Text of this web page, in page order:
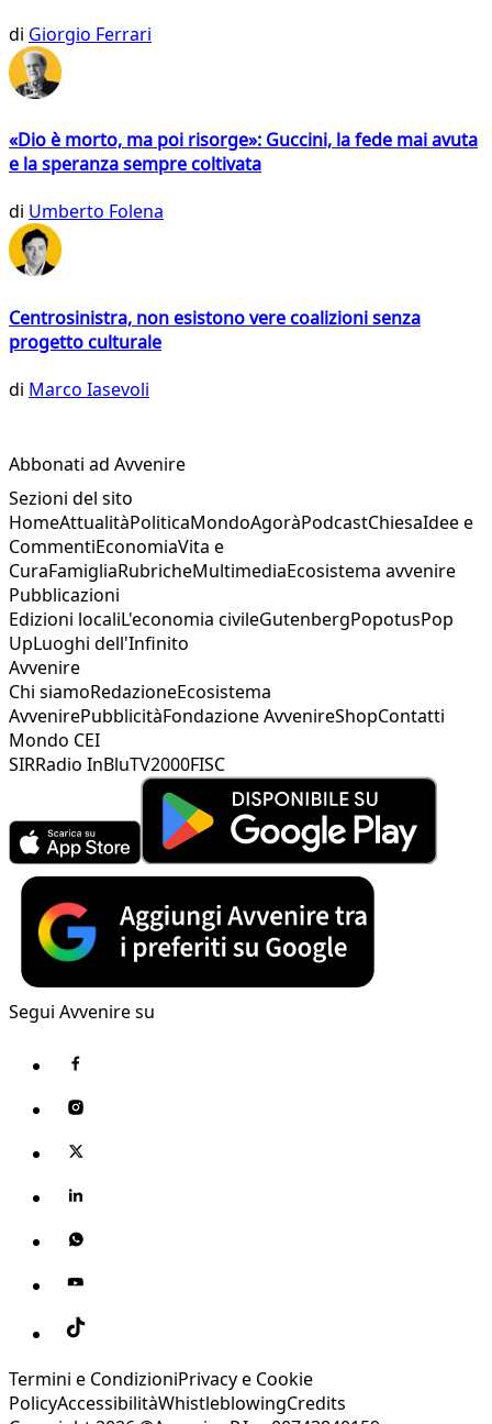
di Giorgio Ferrari
«Dio è morto, ma poi risorge»: Guccini, la fede mai avuta
e la speranza sempre coltivata
di Umberto Folena
Centrosinistra, non esistono vere coalizioni senza
progetto culturale
di Marco Iasevoli
Abbonati ad Avvenire
Sezioni del sito
HomeAttualitàPoliticaMondoAgoràPodcastChiesaIdee e
CommentiEconomiaVita e
CuraFamigliaRubricheMultimediaEcosistema avvenire
Pubblicazioni
Edizioni localiL'economia civileGutenbergPopotusPop
UpLuoghi dell'Infinito
Avvenire
Chi siamoRedazioneEcosistema
AvvenirePubblicitàFondazione AvvenireShopContatti
Mondo CEI
SIRRadio InBluTV2000FISC
Segui Avvenire su
Termini e CondizioniPrivacy e Cookie
PolicyAccessibilitàWhistleblowingCredits